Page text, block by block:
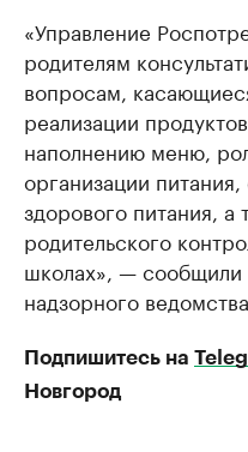
«Управление
родителям
вопросам,
реализации
наполнению меню,
организации
здорового питания, а
родительского
школах», — сообщили
надзорного
Подпишитесь на
Новгород